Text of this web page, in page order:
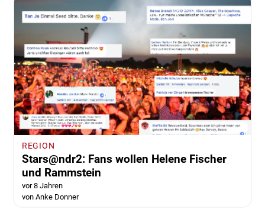
REGION
Stars@ndr2: Fans wollen Helene Fischer
und Rammstein
vor 8 Jahren
von Anke Donner